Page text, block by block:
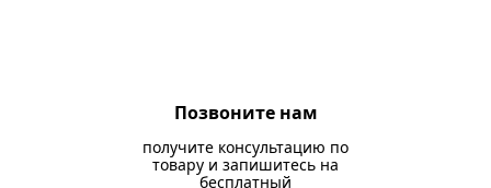
Позвоните нам
получите консультацию по
товару и запишитесь на
бесплатный